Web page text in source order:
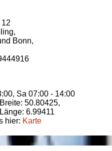
,
Bonn,
Sa 07:00 - 14:00
50.80425,
6.99411
hier: Karte